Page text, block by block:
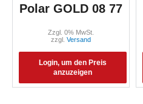
Polar GOLD 08 77
Login, um den Preis
anzuzeigen
Zzgl. 0% MwSt.
zzgl. Versand